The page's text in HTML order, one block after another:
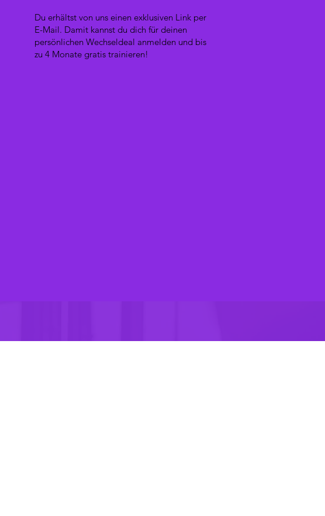
Du erhältst von uns einen exklusiven Link per
E-Mail. Damit kannst du dich für deinen
persönlichen Wechseldeal anmelden und bis
zu 4 Monate gratis trainieren!